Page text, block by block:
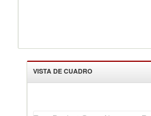
VISTA DE CUADRO